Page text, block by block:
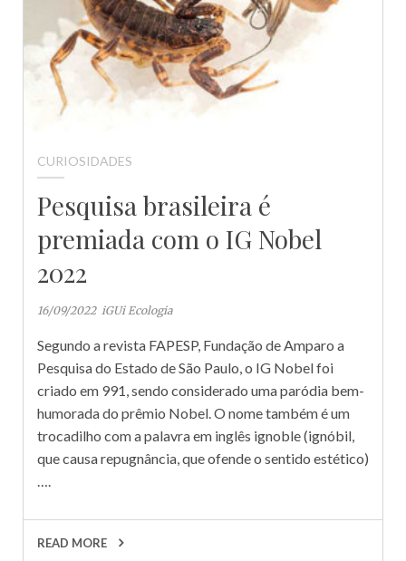
CURIOSIDADES
Pesquisa brasileira é
premiada com o IG Nobel
2022
16/09/2022 iGUi Ecologia
Segundo a revista FAPESP, Fundação de Amparo a
Pesquisa do Estado de São Paulo, o IG Nobel foi
criado em 991, sendo considerado uma paródia bem-
humorada do prêmio Nobel. O nome também é um
trocadilho com a palavra em inglês ignoble (ignóbil,
que causa repugnância, que ofende o sentido estético)
….
READ MORE